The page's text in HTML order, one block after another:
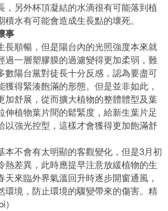
，另外杯頂凝結的水滴很有可能落到植
水有可能會造成生長點的壞死。
事
順暢，但是陽台內的光照強度本來就
過一層塑膠膜的過濾變得更加柔弱，難
數陽台黨對徒長十分反感，認為要盡可
得緊湊飽滿的形態。但是並非如此，
加舒展，從而擴大植物的整體體型及葉
伸植物葉片間的鬆緊度，給新生葉片足
以強光控型，這樣才會獲得更加飽滿舒
不會有太明顯的客觀變化，但是3月初
熱差異，此時應提早注意放緩植物的生
來臨外界氣溫回升時逐步開窗通風，
環境，防止環境的驟變帶來的傷害。精